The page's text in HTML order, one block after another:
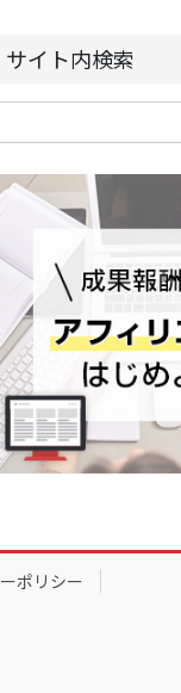
サイト内検索
ポリシー